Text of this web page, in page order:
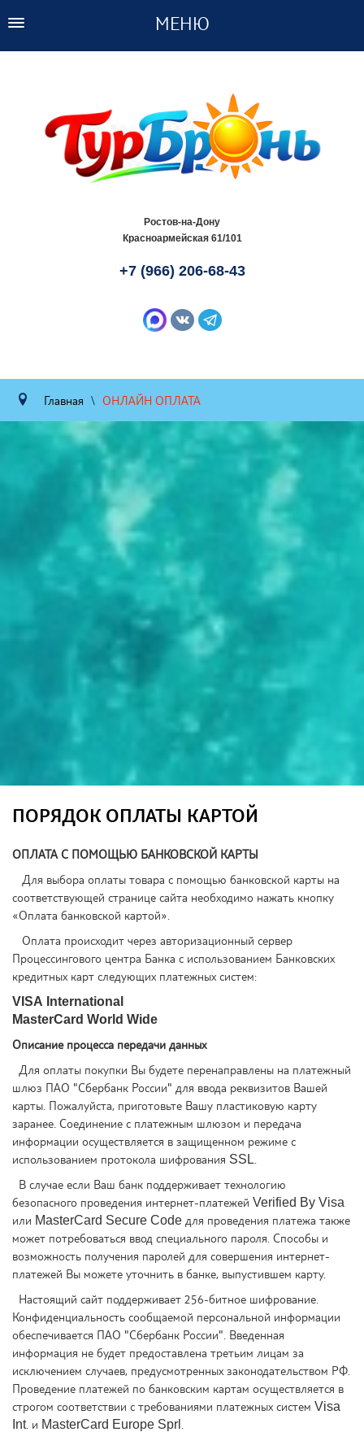
Ростов-на-Дону
Красноармейская 61/101
+7 (966) 206-68-43
ГОРЯЩИЕ ТУРЫ
ТУРЫ ПО РОССИИ
ОНЛАЙН ОПЛАТА
Главная \ ОНЛАЙН ОПЛАТА
ПОРЯДОК ОПЛАТЫ КАРТОЙ
ОПЛАТА С ПОМОЩЬЮ БАНКОВСКОЙ КАРТЫ
Для выбора оплаты товара с помощью банковской карты на
соответствующей странице сайта необходимо нажать кнопку
«Оплата банковской картой».
Оплата происходит через авторизационный сервер
Процессингового центра Банка с использованием Банковских
кредитных карт следующих платежных систем:
VISA International
MasterCard World Wide
Описание процесса передачи данных
Для оплаты покупки Вы будете перенаправлены на платежный
шлюз ПАО "Сбербанк России" для ввода реквизитов Вашей
карты. Пожалуйста, приготовьте Вашу пластиковую карту
заранее. Соединение с платежным шлюзом и передача
информации осуществляется в защищенном режиме с
использованием протокола шифрования SSL.
В случае если Ваш банк поддерживает технологию
безопасного проведения интернет-платежей Verified By Visa
или MasterCard Secure Code для проведения платежа также
может потребоваться ввод специального пароля. Способы и
возможность получения паролей для совершения интернет-
платежей Вы можете уточнить в банке, выпустившем карту.
Настоящий сайт поддерживает 256-битное шифрование.
Конфиденциальность сообщаемой персональной информации
обеспечивается ПАО "Сбербанк России". Введенная
информация не будет предоставлена третьим лицам за
исключением случаев, предусмотренных законодательством РФ.
Проведение платежей по банковским картам осуществляется в
строгом соответствии с требованиями платежных систем Visa
Int. и MasterCard Europe Sprl.